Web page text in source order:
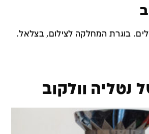
בוגרת המחלקה לצילום, בצלאל.
נטליה וולקוב